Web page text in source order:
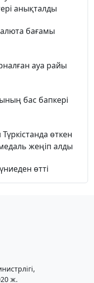
анықталды
бағамы
ауа райы
бас бапкері
өткен
жеңіп алды
өтті
ж.